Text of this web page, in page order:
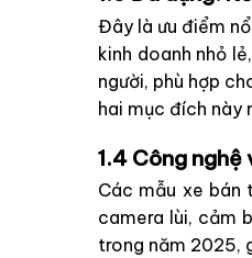
Đây là ưu điểm
kinh doanh nhỏ
người, phù hợp
hai mục đích này
1.4 Công nghệ
Các mẫu xe bán
camera lùi, cảm
trong năm 2025,